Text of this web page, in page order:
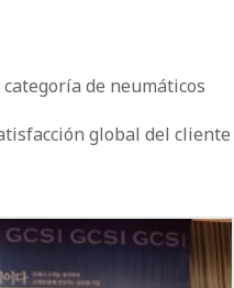
de neumáticos
global del cliente